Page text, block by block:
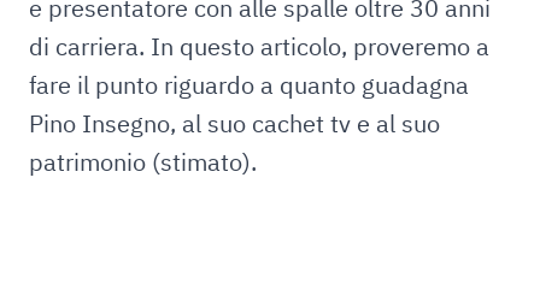
e presentatore con alle spalle oltre 30 anni
di carriera. In questo articolo, proveremo a
fare il punto riguardo a quanto guadagna
Pino Insegno, al suo cachet tv e al suo
patrimonio (stimato).